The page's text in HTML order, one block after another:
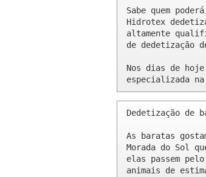
Sabe quem
Hidrotex
altamente
de dedetização
Nos dias de
especializada
Dedetização de
As baratas
Morada do Sol
elas passem
animais de